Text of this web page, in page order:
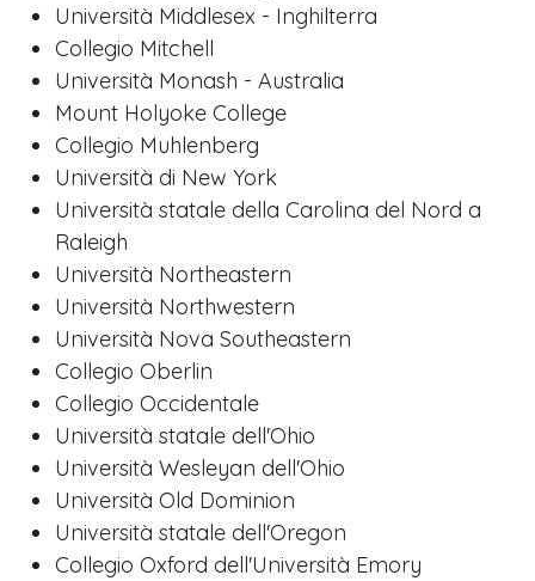
Università Middlesex - Inghilterra
Collegio Mitchell
Università Monash - Australia
Mount Holyoke College
Collegio Muhlenberg
Università di New York
Università statale della Carolina del Nord a
Raleigh
Università Northeastern
Università Northwestern
Università Nova Southeastern
Collegio Oberlin
Collegio Occidentale
Università statale dell'Ohio
Università Wesleyan dell'Ohio
Università Old Dominion
Università statale dell'Oregon
Collegio Oxford dell'Università Emory